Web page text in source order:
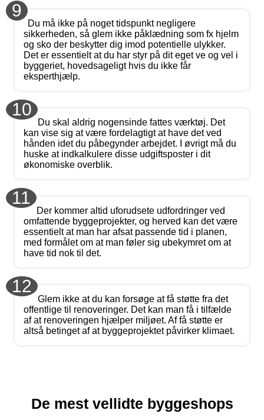
9
Du må ikke på noget tidspunkt negligere
sikkerheden, så glem ikke påklædning som fx hjelm
og sko der beskytter dig imod potentielle ulykker.
Det er essentielt at du har styr på dit eget ve og vel i
byggeriet, hovedsageligt hvis du ikke får
eksperthjælp.
10
Du skal aldrig nogensinde fattes værktøj. Det
kan vise sig at være fordelagtigt at have det ved
hånden idet du påbegynder arbejdet. I øvrigt må du
huske at indkalkulere disse udgiftsposter i dit
økonomiske overblik.
11
Der kommer altid uforudsete udfordringer ved
omfattende byggeprojekter, og herved kan det være
essentielt at man har afsat passende tid i planen,
med formålet om at man føler sig ubekymret om at
have tid nok til det.
12
Glem ikke at du kan forsøge at få støtte fra det
offentlige til renoveringer. Det kan man få i tilfælde
af at renoveringen hjælper miljøet. Af få støtte er
altså betinget af at byggeprojektet påvirker klimaet.
De mest vellidte byggeshops